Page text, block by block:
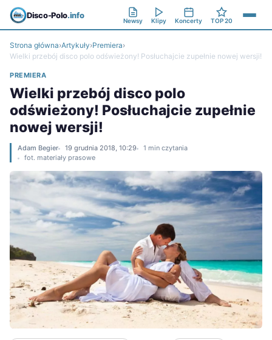
Disco-Polo.info
Newsy Klipy Koncerty TOP 20
Strona główna›Artykuły›Premiera›
Wielki przebój disco polo odświeżony! Posłuchajcie zupełnie nowej wersji!
PREMIERA
Wielki przebój disco polo
odświeżony! Posłuchajcie zupełnie
nowej wersji!
Adam Begier 19 grudnia 2018, 10:29
1 min czytania
fot. materiały prasowe